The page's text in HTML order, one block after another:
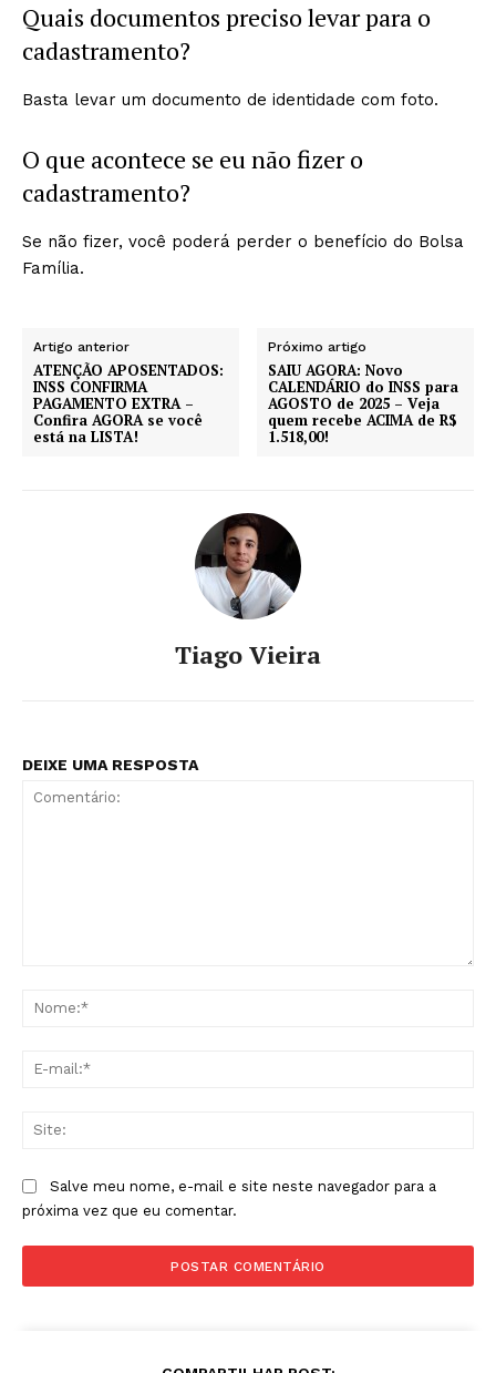
Quais documentos preciso levar para o
cadastramento?
Basta levar um documento de identidade com foto.
O que acontece se eu não fizer o
cadastramento?
Se não fizer, você poderá perder o benefício do Bolsa
Família.
Artigo anterior
ATENÇÃO APOSENTADOS:
INSS CONFIRMA
PAGAMENTO EXTRA –
Confira AGORA se você
está na LISTA!
Próximo artigo
SAIU AGORA: Novo
CALENDÁRIO do INSS para
AGOSTO de 2025 – Veja
quem recebe ACIMA de R$
1.518,00!
Tiago Vieira
DEIXE UMA RESPOSTA
Salve meu nome, e-mail e site neste navegador para a
próxima vez que eu comentar.